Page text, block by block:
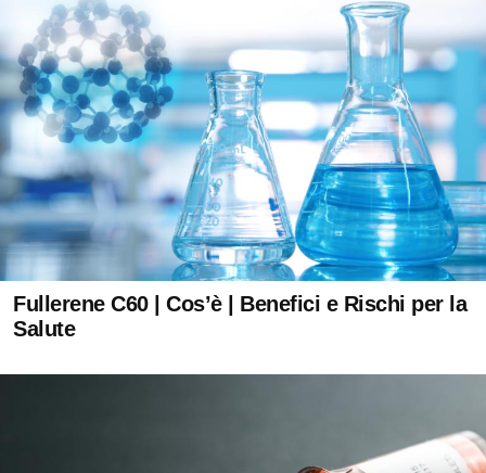
Fullerene C60 | Cos’è | Benefici e Rischi per la
Salute